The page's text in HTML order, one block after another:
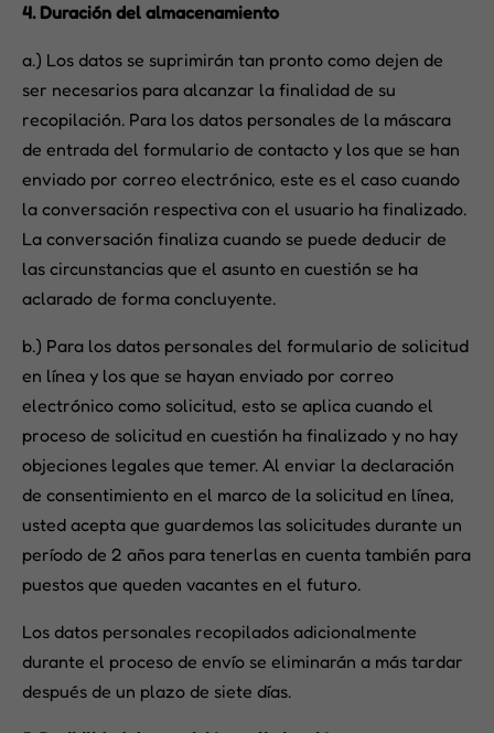
4. Duración del almacenamiento
a.) Los datos se suprimirán tan pronto como dejen de
ser necesarios para alcanzar la finalidad de su
recopilación. Para los datos personales de la máscara
de entrada del formulario de contacto y los que se han
enviado por correo electrónico, este es el caso cuando
la conversación respectiva con el usuario ha finalizado.
La conversación finaliza cuando se puede deducir de
las circunstancias que el asunto en cuestión se ha
aclarado de forma concluyente.
b.) Para los datos personales del formulario de solicitud
en línea y los que se hayan enviado por correo
electrónico como solicitud, esto se aplica cuando el
proceso de solicitud en cuestión ha finalizado y no hay
objeciones legales que temer. Al enviar la declaración
de consentimiento en el marco de la solicitud en línea,
usted acepta que guardemos las solicitudes durante un
período de 2 años para tenerlas en cuenta también para
puestos que queden vacantes en el futuro.
Los datos personales recopilados adicionalmente
durante el proceso de envío se eliminarán a más tardar
después de un plazo de siete días.